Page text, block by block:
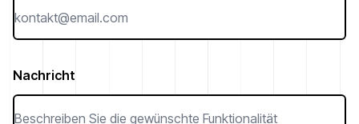
Nachricht